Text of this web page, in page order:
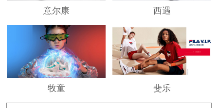
意尔康 西遇
牧童 斐乐